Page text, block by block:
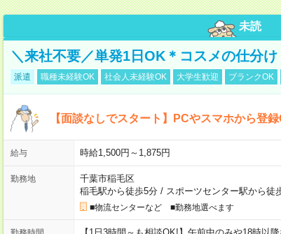
未読
＼来社不要／単発1日OK＊コスメの仕分け
派遣 職種未経験OK 社会人未経験OK 大学生歓迎 ブランクOK
【面談なしでスタート】PCやスマホから登
給与 時給1,500円～1,875円
勤務地
千葉市稲毛区
稲毛駅から徒歩5分/ スポーツセンター駅から徒
■物流センターなど ■勤務地選べます